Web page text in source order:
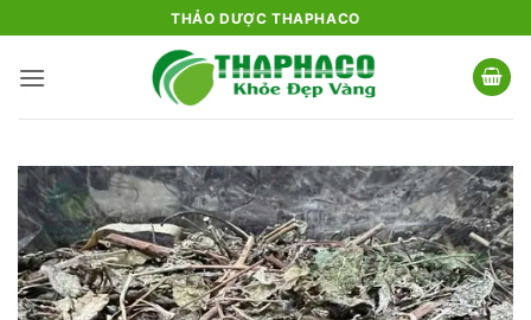
qua
nội
THẢO DƯỢC THAPHACO